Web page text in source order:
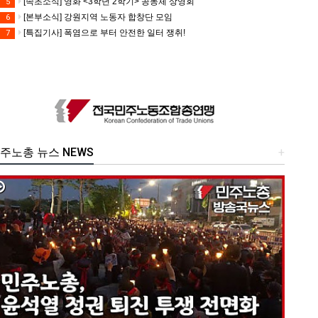
6 [본부소식] 강원지역 노동자 합창단 모임
7 [특집기사] 폭염으로 부터 안전한 일터 쟁취!
+
노총 뉴스 NEWS